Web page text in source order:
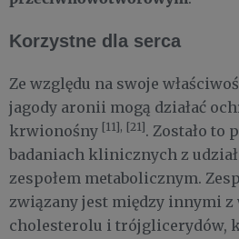
Korzystne dla serca
Ze względu na swoje
jagody aronii mogą działać
krwionośny [11], [21] . Zostało to
badaniach klinicznych z
zespołem metabolicznym.
związany jest między innymi
cholesterolu i trójglicerydów,